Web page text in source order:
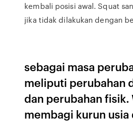
kembali posisi awal. Squat
jika tidak dilakukan dengan
sebagai masa
meliputi perubahan
dan perubahan fisik.
membagi kurun usia